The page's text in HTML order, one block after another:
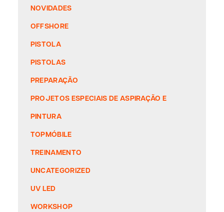
NOVIDADES
OFFSHORE
PISTOLA
PISTOLAS
PREPARAÇÃO
PROJETOS ESPECIAIS DE ASPIRAÇÃO E
PINTURA
TOPMÓBILE
TREINAMENTO
UNCATEGORIZED
UV LED
WORKSHOP